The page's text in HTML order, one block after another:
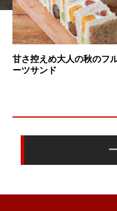
甘さ控えめ大人の秋のフ
ーツサンド